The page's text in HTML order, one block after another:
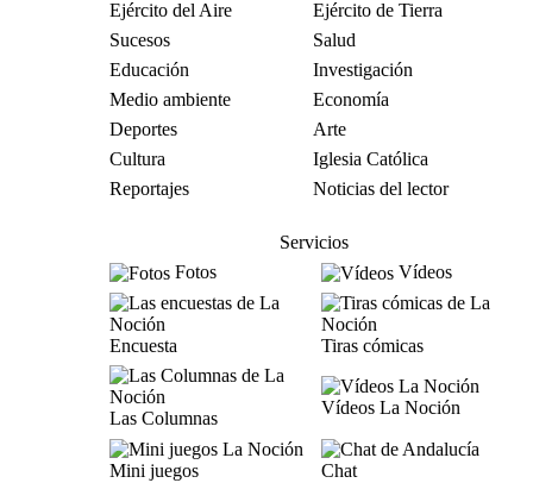
Ejército del Aire
Ejército de Tierra
Sucesos
Salud
Educación
Investigación
Medio ambiente
Economía
Deportes
Arte
Cultura
Iglesia Católica
Reportajes
Noticias del lector
Servicios
Fotos
Vídeos
Encuesta Tiras cómicas
Las Columnas
Vídeos La Noción
Mini juegos
Chat